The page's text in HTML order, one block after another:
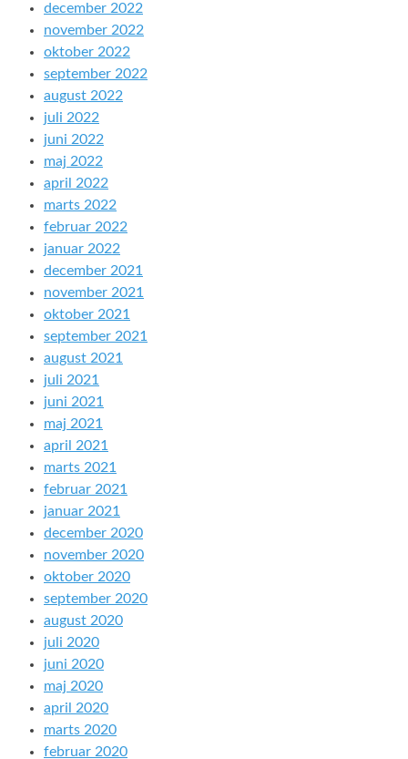
december 2022
november 2022
oktober 2022
september 2022
august 2022
juli 2022
juni 2022
maj 2022
april 2022
marts 2022
februar 2022
januar 2022
december 2021
november 2021
oktober 2021
september 2021
august 2021
juli 2021
juni 2021
maj 2021
april 2021
marts 2021
februar 2021
januar 2021
december 2020
november 2020
oktober 2020
september 2020
august 2020
juli 2020
juni 2020
maj 2020
april 2020
marts 2020
februar 2020